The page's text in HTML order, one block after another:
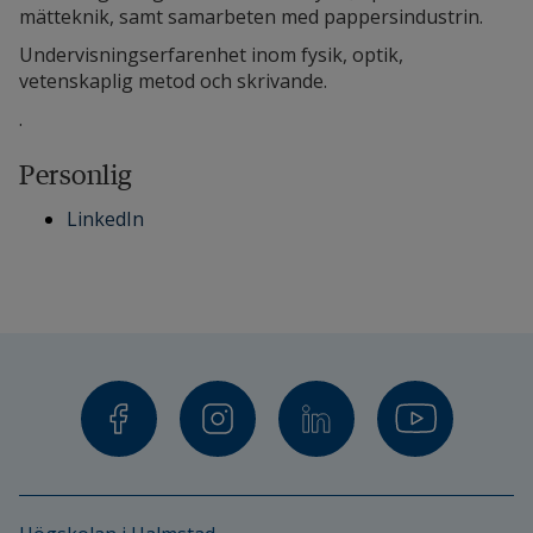
mätteknik, samt samarbeten med pappersindustrin.
Undervisningserfarenhet inom fysik, optik,
vetenskaplig metod och skrivande.
.
Personlig
LinkedIn